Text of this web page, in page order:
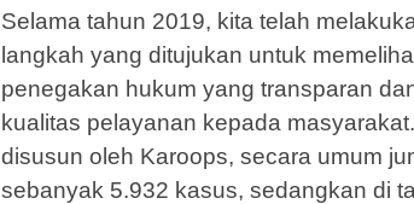
Selama tahun 2019, kita telah
langkah yang ditujukan untuk
penegakan hukum yang transparan
kualitas pelayanan kepada
disusun oleh Karoops, secara umum
sebanyak 5.932 kasus, sedangkan di